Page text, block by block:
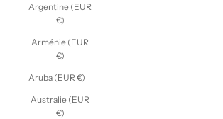
Argentine (EUR
€)
Arménie (EUR
€)
Aruba (EUR €)
Australie (EUR
€)